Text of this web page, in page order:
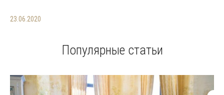
23.06.2020
Популярные статьи